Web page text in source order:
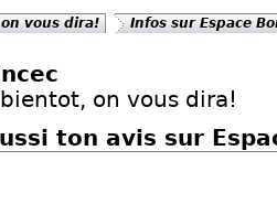
vous dira! Infos sur Espace
on vous dira!
ton avis sur